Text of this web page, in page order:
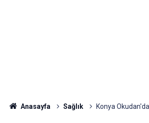
Anasayfa Sağlık Konya